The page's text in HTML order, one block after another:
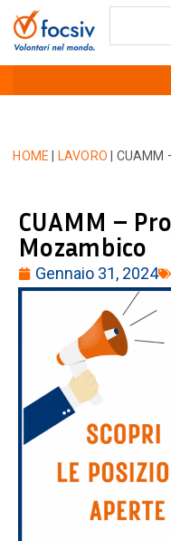
HOME LAVORO CUAMM
CUAMM –
Mozambico
Gennaio 31, 2024